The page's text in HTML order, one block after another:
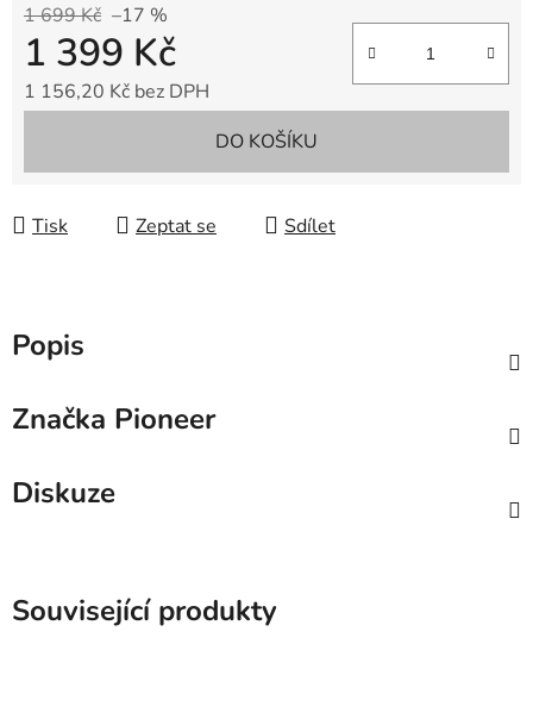
1 699 Kč –17 %
1 399 Kč
1 156,20 Kč bez DPH
DO KOŠÍKU
Tisk Zeptat se Sdílet
Popis
Značka Pioneer
Diskuze
Související produkty